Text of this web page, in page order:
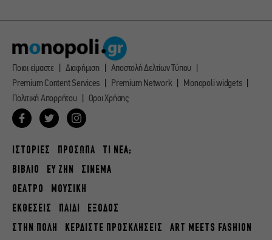
Ποιοι είμαστε Διαφήμιση
Αποστολή Δελτίων Τύπου
Premium Content Services
Premium Network
Monopoli widgets
Πολιτική Απορρήτου
Οροι Χρήσης
ΙΣΤΟΡΙΕΣ ΠΡΟΣΩΠΑ
ΤΙ ΝΕΑ;
ΒΙΒΛΙΟ
ΕΥ ΖΗΝ
ΣΙΝΕΜΑ
ΘΕΑΤΡΟ
ΜΟΥΣΙΚΗ
ΕΚΘΕΣΕΙΣ
ΠΑΙΔΙ
ΕΞΟΔΟΣ
ΣΤΗΝ ΠΟΛΗ
ΚΕΡΔΙΣΤΕ ΠΡΟΣΚΛΗΣΕΙΣ ART MEETS FASHION